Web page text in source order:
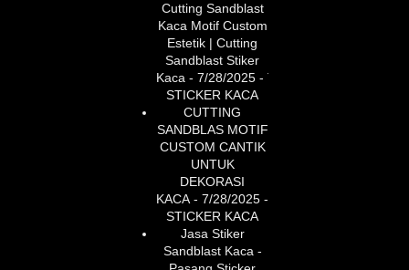
Cutting Sandblast
Kaca Motif Custom
Estetik | Cutting
Sandblast Stiker
Kaca - 7/28/2025 - TUKANG
STICKER KACA
CUTTING
SANDBLAS MOTIF
CUSTOM CANTIK
UNTUK
DEKORASI
KACA - 7/28/2025 - TUKANG
STICKER KACA
Jasa Stiker
Sandblast Kaca -